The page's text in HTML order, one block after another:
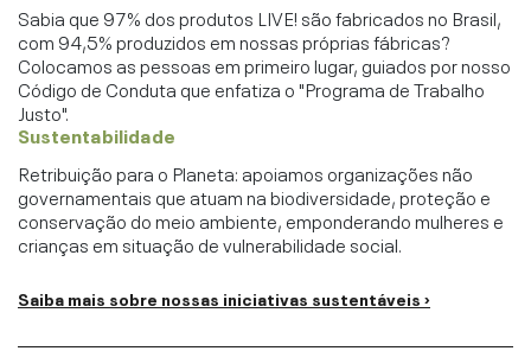
Sabia que 97% dos produtos LIVE! são fabricados no Brasil,
com 94,5% produzidos em nossas próprias fábricas?
Colocamos as pessoas em primeiro lugar, guiados por nosso
Código de Conduta que enfatiza o "Programa de Trabalho
Justo".
Sustentabilidade
Retribuição para o Planeta: apoiamos organizações não
governamentais que atuam na biodiversidade, proteção e
conservação do meio ambiente, emponderando mulheres e
crianças em situação de vulnerabilidade social.
Saiba mais sobre nossas iniciativas sustentáveis ›